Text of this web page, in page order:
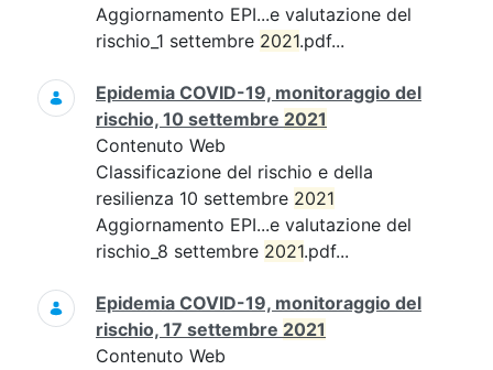
Aggiornamento EPI...e valutazione del
rischio_1 settembre 2021.pdf...
Epidemia COVID-19, monitoraggio del
rischio, 10 settembre 2021
Contenuto Web
Classificazione del rischio e della
resilienza 10 settembre 2021
Aggiornamento EPI...e valutazione del
rischio_8 settembre 2021.pdf...
Epidemia COVID-19, monitoraggio del
rischio, 17 settembre 2021
Contenuto Web